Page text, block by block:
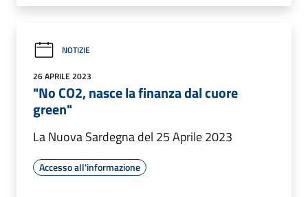
NOTIZIE
26 APRILE 2023
"No CO2, nasce la finanza dal cuore
green"
La Nuova Sardegna del 25 Aprile 2023
Accesso all'informazione